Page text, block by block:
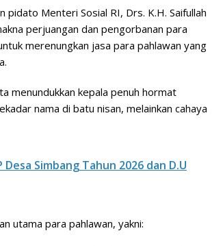
pidato Menteri Sosial RI, Drs. K.H. Saifullah
perjuangan dan pengorbanan para
merenungkan jasa para pahlawan yang
menundukkan kepala penuh hormat
nama di batu nisan, melainkan cahaya
Simbang Tahun 2026 dan D.U
utama para pahlawan, yakni: